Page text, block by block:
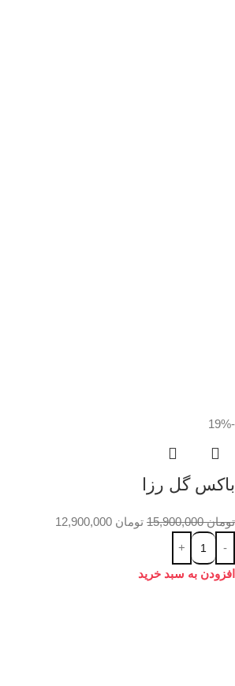
-19%
باکس گل رزا
تومان15,900,000 تومان
افزودن به سبد خرید